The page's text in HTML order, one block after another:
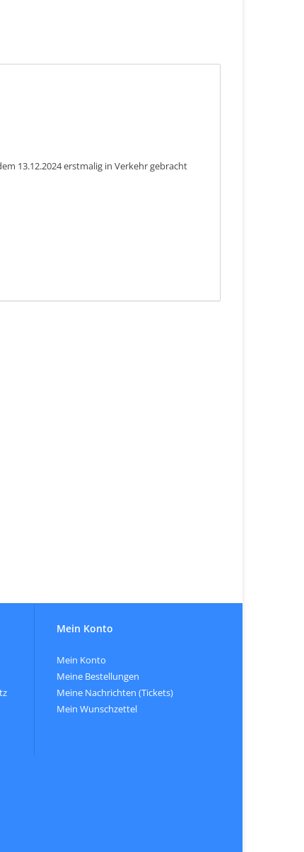
13.12.2024 erstmalig in Verkehr gebracht
Mein Konto
Mein Konto
Meine Bestellungen
Meine Nachrichten (Tickets)
Mein Wunschzettel